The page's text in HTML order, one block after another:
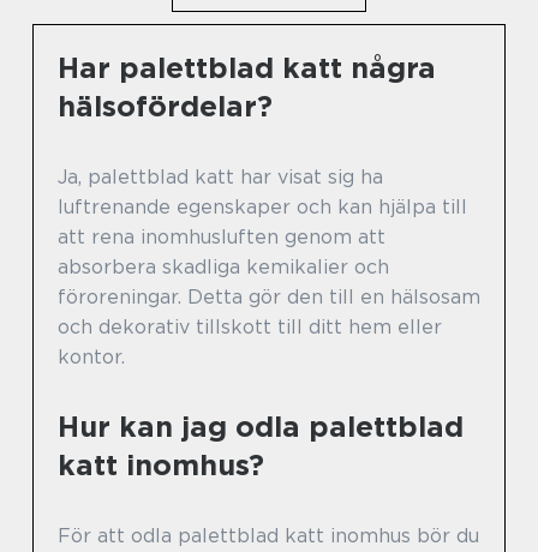
Har palettblad katt några
hälsofördelar?
Ja, palettblad katt har visat sig ha
luftrenande egenskaper och kan hjälpa till
att rena inomhusluften genom att
absorbera skadliga kemikalier och
föroreningar. Detta gör den till en hälsosam
och dekorativ tillskott till ditt hem eller
kontor.
Hur kan jag odla palettblad
katt inomhus?
För att odla palettblad katt inomhus bör du